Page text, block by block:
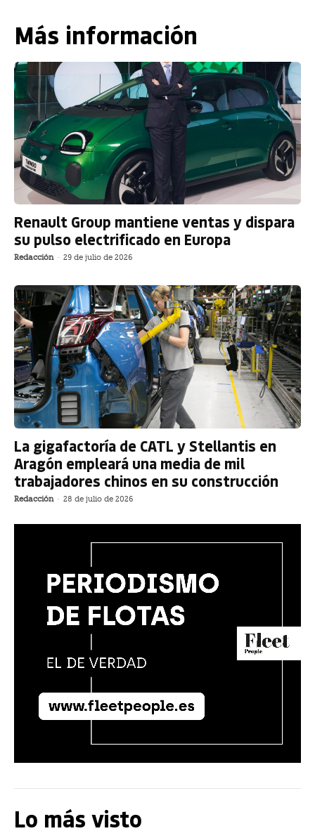
Más información
Renault Group mantiene ventas y dispara
su pulso electrificado en Europa
Redacción - 29 de julio de 2026
La gigafactoría de CATL y Stellantis en
Aragón empleará una media de mil
trabajadores chinos en su construcción
Redacción - 28 de julio de 2026
Lo más visto